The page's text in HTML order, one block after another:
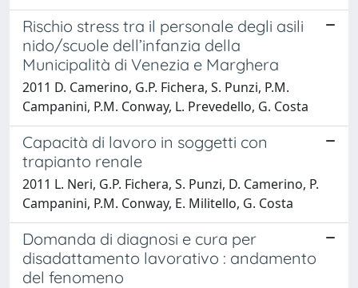
Rischio stress tra il personale degli asili
nido/scuole dell’infanzia della
Municipalità di Venezia e Marghera
2011 D. Camerino, G.P. Fichera, S. Punzi, P.M.
Campanini, P.M. Conway, L. Prevedello, G. Costa
Capacità di lavoro in soggetti con
trapianto renale
2011 L. Neri, G.P. Fichera, S. Punzi, D. Camerino, P.
Campanini, P.M. Conway, E. Militello, G. Costa
Domanda di diagnosi e cura per
disadattamento lavorativo : andamento
del fenomeno